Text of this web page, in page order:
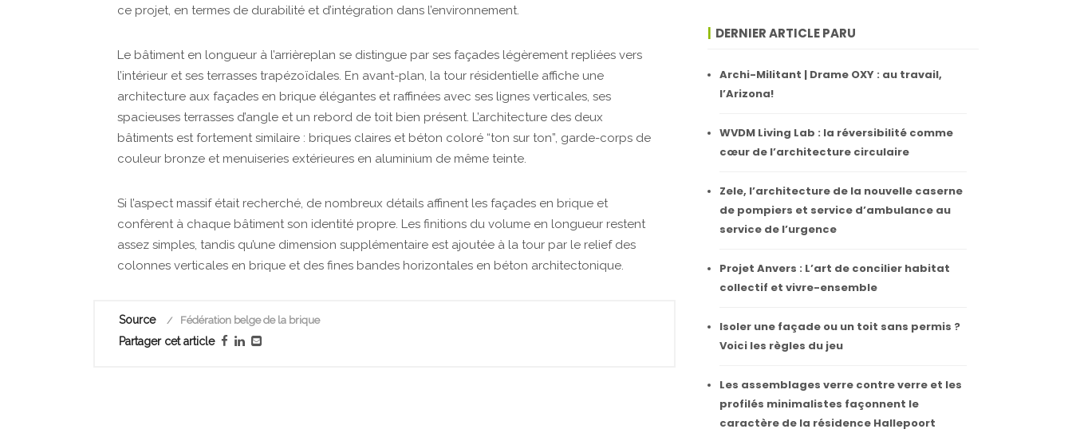
ce projet, en termes de durabilité et d’intégration dans l’environnement.
Le bâtiment en longueur à l’arrièreplan se distingue par ses façades légèrement repliées vers
l’intérieur et ses terrasses trapézoïdales. En avant-plan, la tour résidentielle affiche une
architecture aux façades en brique élégantes et raffinées avec ses lignes verticales, ses
spacieuses terrasses d’angle et un rebord de toit bien présent. L’architecture des deux
bâtiments est fortement similaire : briques claires et béton coloré “ton sur ton”, garde-corps de
couleur bronze et menuiseries extérieures en aluminium de même teinte.
Si l’aspect massif était recherché, de nombreux détails affinent les façades en brique et
confèrent à chaque bâtiment son identité propre. Les finitions du volume en longueur restent
assez simples, tandis qu’une dimension supplémentaire est ajoutée à la tour par le relief des
colonnes verticales en brique et des fines bandes horizontales en béton architectonique.
Source Fédération belge de la brique
Partager cet article
DERNIER ARTICLE PARU
Archi-Militant | Drame OXY : au travail,
l’Arizona!
WVDM Living Lab : la réversibilité comme
cœur de l’architecture circulaire
Zele, l’architecture de la nouvelle caserne
de pompiers et service d’ambulance au
service de l’urgence
Projet Anvers : L’art de concilier habitat
collectif et vivre-ensemble
Isoler une façade ou un toit sans permis ?
Voici les règles du jeu
Les assemblages verre contre verre et les
profilés minimalistes façonnent le
caractère de la résidence Hallepoort